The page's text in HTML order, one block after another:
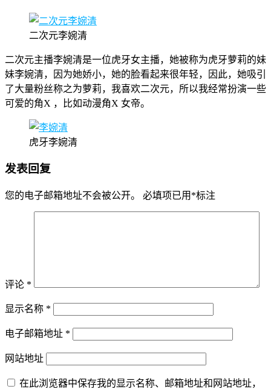
二次元李婉清
二次元主播李婉清是一位虎牙女主播，她被称为虎牙萝莉的妹
妹李婉清，因为她娇小，她的脸看起来很年轻，因此，她吸引
了大量粉丝称之为萝莉，我喜欢二次元，所以我经常扮演一些
可爱的角X ，比如动漫角X 女帝。
虎牙李婉清
发表回复
您的电子邮箱地址不会被公开。 必填项已用 *标注
评论 *
显示名称 *
电子邮箱地址 *
网站地址
在此浏览器中保存我的显示名称、邮箱地址和网站地址，